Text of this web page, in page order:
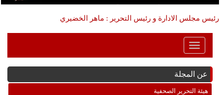
رئيس مجلس الادارة و رئيس التحرير : ماهر الخضيري
Toggle
Navigation
عن المجلة
هيئة التحرير الصحفية